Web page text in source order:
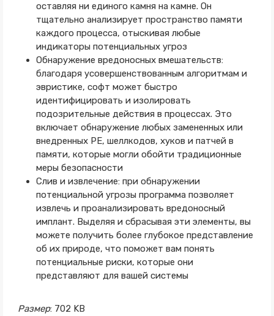
оставляя ни единого камня на камне. Он
тщательно анализирует пространство памяти
каждого процесса, отыскивая любые
индикаторы потенциальных угроз
Обнаружение вредоносных вмешательств:
благодаря усовершенствованным алгоритмам и
эвристике, софт может быстро
идентифицировать и изолировать
подозрительные действия в процессах. Это
включает обнаружение любых замененных или
внедренных PE, шеллкодов, хуков и патчей в
памяти, которые могли обойти традиционные
меры безопасности
Слив и извлечение: при обнаружении
потенциальной угрозы программа позволяет
извлечь и проанализировать вредоносный
имплант. Выделяя и сбрасывая эти элементы, вы
можете получить более глубокое представление
об их природе, что поможет вам понять
потенциальные риски, которые они
представляют для вашей системы
Размер: 702 KB